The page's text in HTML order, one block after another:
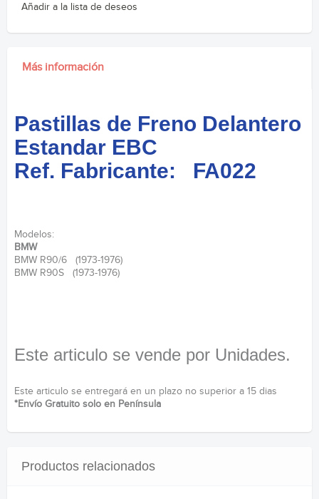
Añadir a la lista de deseos
Más información
Pastillas de Freno Delantero
Estandar EBC
Ref. Fabricante: FA022
Modelos:
BMW
BMW R90/6 (1973-1976)
BMW R90S (1973-1976)
Este articulo se vende por Unidades.
Este articulo se entregará en un plazo no superior a 15 dias
*Envío Gratuito solo en Península
Productos relacionados